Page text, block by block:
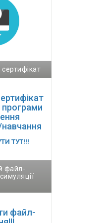
сертифікат
навчання
ТУТ!!!
файл-
файл-